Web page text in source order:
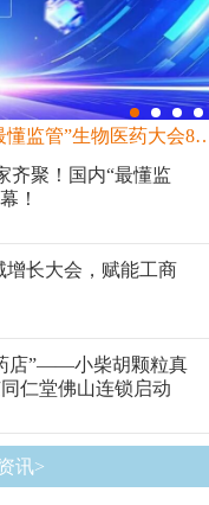
20+监管与首席审评专家齐聚！国内“最
齐聚！国内“最懂监
！
增长大会，赋能工商
店”——小柴胡颗粒真
仁堂佛山连锁启动
讯>